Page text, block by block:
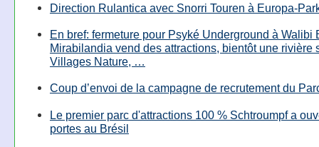
Direction Rulantica avec Snorri Touren à Europa-
En bref: fermeture pour Psyké Underground à Walibi
Mirabilandia vend des attractions, bientôt une rivière
Villages Nature, …
Coup d’envoi de la campagne de recrutement du
Le premier parc d'attractions 100 % Schtroumpf a
portes au Brésil